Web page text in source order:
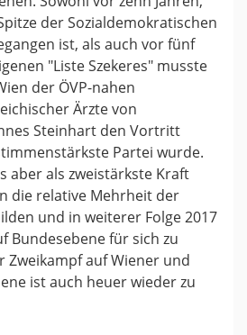
der Sozialdemokratischen
ist, als auch vor fünf
"Liste Szekeres" musste
der ÖVP-nahen
Ärzte von
Steinhart den Vortritt
Partei wurde.
aber als zweistärkste Kraft
die relative Mehrheit der
und in weiterer Folge 2017
Bundesebene für sich zu
Zweikampf auf Wiener und
ist auch heuer wieder zu